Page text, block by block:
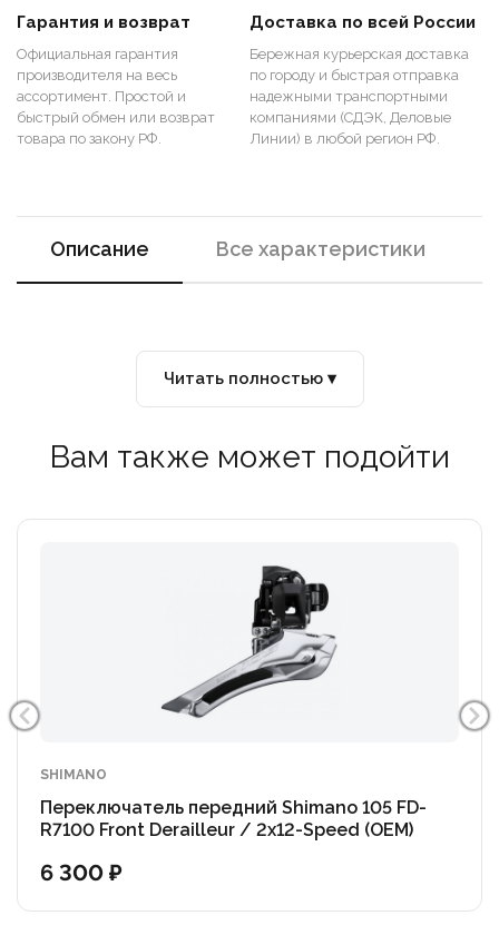
Гарантия и возврат
Официальная гарантия
производителя на весь
ассортимент. Простой и
быстрый обмен или возврат
товара по закону РФ.
Доставка по всей России
Бережная курьерская доставка
по городу и быстрая отправка
надежными транспортными
компаниями (СДЭК, Деловые
Линии) в любой регион РФ.
Описание Все характеристики
Читать полностью ▾
Вам также может подойти
SHIMANO
Переключатель передний Shimano 105 FD-
R7100 Front Derailleur / 2x12-Speed (OEM)
6 300 ₽